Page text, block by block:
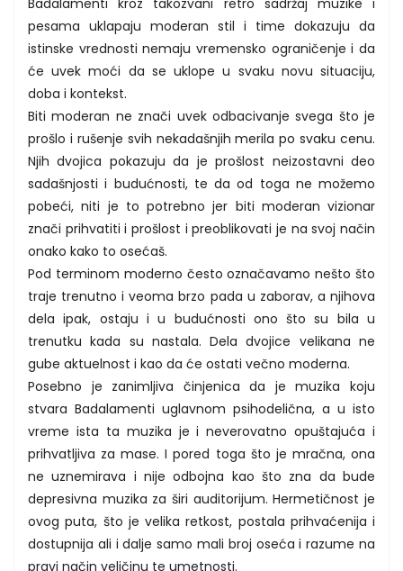
pesama uklapaju moderan stil i time dokazuju da
istinske vrednosti nemaju vremensko ograničenje i da
će uvek moći da se uklope u svaku novu situaciju,
doba i kontekst.
Biti moderan ne znači uvek odbacivanje svega što je
prošlo i rušenje svih nekadašnjih merila po svaku cenu.
Njih dvojica pokazuju da je prošlost neizostavni deo
sadašnjosti i budućnosti, te da od toga ne možemo
pobeći, niti je to potrebno jer biti moderan vizionar
znači prihvatiti i prošlost i preoblikovati je na svoj način
onako kako to osećaš.
Pod terminom moderno često označavamo nešto što
traje trenutno i veoma brzo pada u zaborav, a njihova
dela ipak, ostaju i u budućnosti ono što su bila u
trenutku kada su nastala. Dela dvojice velikana ne
gube aktuelnost i kao da će ostati večno moderna.
Posebno je zanimljiva činjenica da je muzika koju
stvara Badalamenti uglavnom psihodelična, a u isto
vreme ista ta muzika je i neverovatno opuštajuća i
prihvatljiva za mase. I pored toga što je mračna, ona
ne uznemirava i nije odbojna kao što zna da bude
depresivna muzika za širi auditorijum. Hermetičnost je
ovog puta, što je velika retkost, postala prihvaćenija i
dostupnija ali i dalje samo mali broj oseća i razume na
pravi način veličinu te umetnosti.